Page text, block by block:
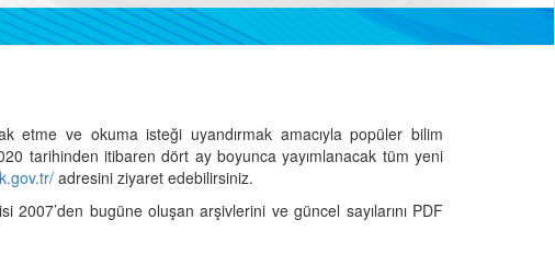
etme ve okuma isteği uyandırmak amacıyla popüler bilim
tarihinden itibaren dört ay boyunca yayımlanacak tüm yeni
adresini ziyaret edebilirsiniz.
bugüne oluşan arşivlerini ve güncel sayılarını PDF